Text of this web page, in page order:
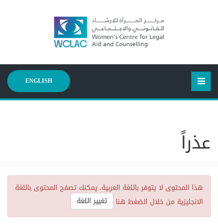
ENGLISH
عذراً
هذا المحتوى لا يتوفر باللغة العربية، يمكنك تصفح المحتوى باللغة
الانجليزية من خلال الضغط هنا
تغيير اللغة